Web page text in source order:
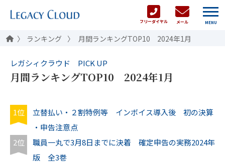
フリーダイヤル メール MENU
ランキング 月間ランキングTOP10 2024年1月
レガシィクラウド PICK UP
月間ランキングTOP10 2024年1月
1位
立替払い・２割特例等 インボイス導入後 初の決算
・申告注意点
2位
職員一丸で3月8日までに決着 確定申告の実務2024年
版 全3巻